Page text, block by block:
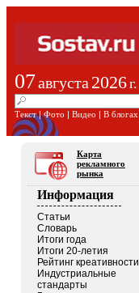
07августа 2026г.
Текст| Фото | Видео | В блогах
Карта
рекламного
рынка
Информация
Статьи
Словарь
Итоги года
Итоги 20-летия
Рейтинг креативности
Индустриальные
стандарты